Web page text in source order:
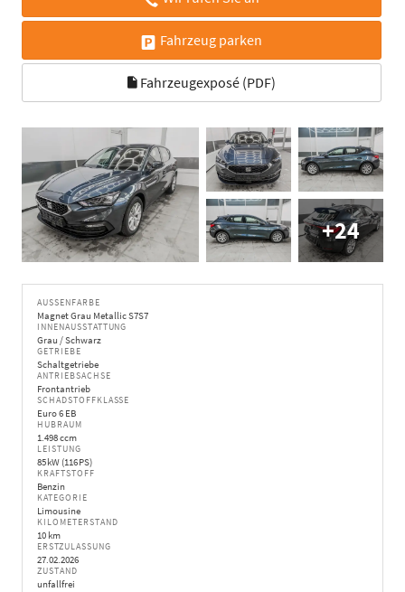
Fahrzeug parken
Fahrzeugexposé (PDF)
+24
AUSSENFARBE
Magnet Grau Metallic S7S7
INNENAUSSTATTUNG
Grau / Schwarz
GETRIEBE
Schaltgetriebe
ANTRIEBSACHSE
Frontantrieb
SCHADSTOFFKLASSE
Euro 6 EB
HUBRAUM
1.498 ccm
LEISTUNG
85 kW (116 PS)
KRAFTSTOFF
Benzin
KATEGORIE
Limousine
KILOMETERSTAND
10 km
ERSTZULASSUNG
27.02.2026
ZUSTAND
unfallfrei